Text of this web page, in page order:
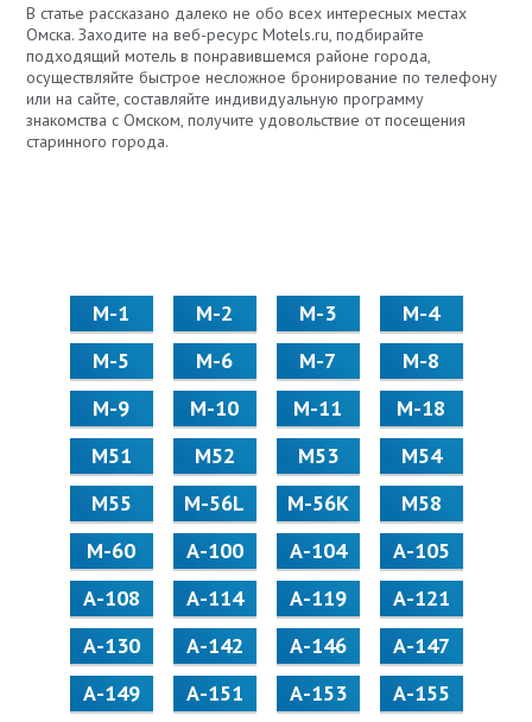
В статье рассказано далеко не обо всех интересных местах
Омска. Заходите на веб-ресурс Motels.ru, подбирайте
подходящий мотель в понравившемся районе города,
осуществляйте быстрое несложное бронирование по телефону
или на сайте, составляйте индивидуальную программу
знакомства с Омском, получите удовольствие от посещения
старинного города.
М-1 М-2 М-3
М-4
М-5
М-6 М-7
М-8
М-9
М-10 М-11
М-18
М51
М52 М53
М54
М55
M-56L M-56K
М58
M-60
А-100 А-104
А-105
А-108
А-114 А-119
А-121
А-130
А-142 А-146
А-147
А-149
А-151 А-153
А-155